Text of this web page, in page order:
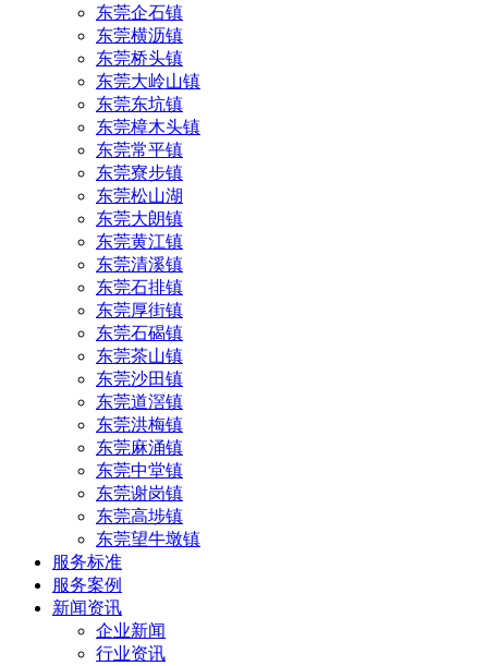
东莞企石镇
东莞横沥镇
东莞桥头镇
东莞大岭山镇
东莞东坑镇
东莞樟木头镇
东莞常平镇
东莞寮步镇
东莞松山湖
东莞大朗镇
东莞黄江镇
东莞清溪镇
东莞石排镇
东莞厚街镇
东莞石碣镇
东莞茶山镇
东莞沙田镇
东莞道滘镇
东莞洪梅镇
东莞麻涌镇
东莞中堂镇
东莞谢岗镇
东莞高埗镇
东莞望牛墩镇
服务标准
服务案例
新闻资讯
企业新闻
行业资讯